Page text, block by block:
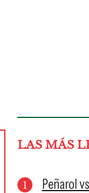
LAS MÁS
Peñarol